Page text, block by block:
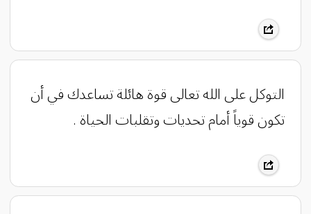
التوكل على الله تعالى قوة هائلة تساعدك في أن
تكون قوياً أمام تحديات وتقلبات الحياة .